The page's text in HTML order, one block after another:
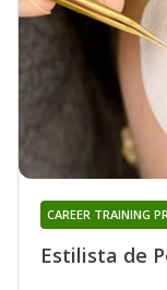
Estilista de
CAREER TRAINING